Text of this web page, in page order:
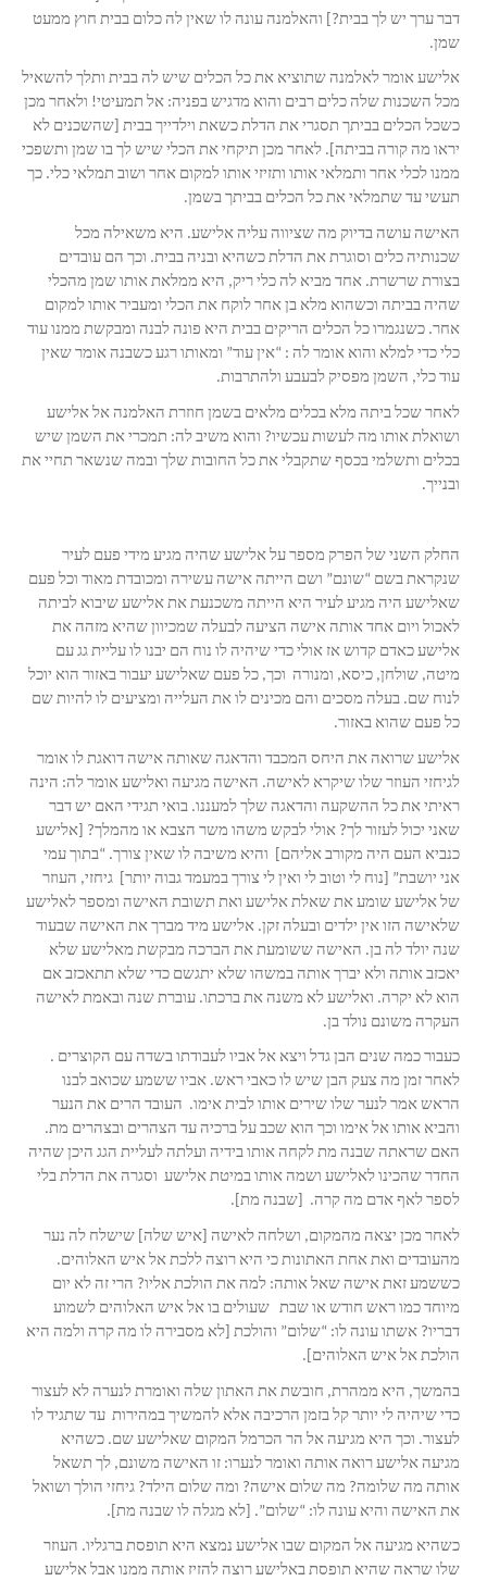
דבר ערך יש לך בבית?] והאלמנה עונה לו שאין לה כלום בבית חוץ ממעט
שמן.
אלישע אומר לאלמנה שתוציא את כל הכלים שיש לה בבית ותלך להשאיל
מכל השכנות שלה כלים רבים והוא מדגיש בפניה: אל תמעיטי! ולאחר מכן
כשכל הכלים בביתך תסגרי את הדלת כשאת וילדייך בבית [שהשכנים לא
יראו מה קורה בביתה]. לאחר מכן תיקחי את הכלי שיש לך בו שמן ותשפכי
ממנו לכלי אחר ותמלאי אותו ותזיזי אותו למקום אחר ושוב תמלאי כלי. כך
תעשי עד שתמלאי את כל הכלים בביתך בשמן.
האישה עושה בדיוק מה שציווה עליה אלישע. היא משאילה מכל
שכנותיה כלים וסוגרת את הדלת כשהיא ובניה בבית. וכך הם עובדים
בצורת שרשרת. אחד מביא לה כלי ריק, היא ממלאת אותו שמן מהכלי
שהיה בביתה וכשהוא מלא בן אחר לוקח את הכלי ומעביר אותו למקום
אחר. כשנגמרו כל הכלים הריקים בבית היא פונה לבנה ומבקשת ממנו עוד
כלי כדי למלא והוא אומר לה : “אין עוד” ומאותו רגע כשבנה אומר שאין
עוד כלי, השמן מפסיק לבעבע ולהתרבות.
לאחר שכל ביתה מלא בכלים מלאים בשמן חוזרת האלמנה אל אלישע
ושואלת אותו מה לעשות עכשיו? והוא משיב לה: תמכרי את השמן שיש
בכלים ותשלמי בכסף שתקבלי את כל החובות שלך ובמה שנשאר תחיי את
ובנייך.
החלק השני של הפרק מספר על אלישע שהיה מגיע מידי פעם לעיר
שנקראת בשם “שונם” ושם הייתה אישה עשירה ומכובדת מאוד וכל פעם
שאלישע היה מגיע לעיר היא הייתה משכנעת את אלישע שיבוא לביתה
לאכול ויום אחד אותה אישה הציעה לבעלה שמכיוון שהיא מזהה את
אלישע כאדם קדוש אז אולי כדי שיהיה לו נוח הם יבנו לו עליית גג עם
מיטה, שולחן, כיסא, ומנורה וכך, כל פעם שאלישע יעבור באזור הוא יוכל
לנוח שם. בעלה מסכים והם מכינים לו את העלייה ומציעים לו להיות שם
כל פעם שהוא באזור.
אלישע שרואה את היחס המכבד והדאגה שאותה אישה דואגת לו אומר
לגיחזי העוזר שלו שיקרא לאישה. האישה מגיעה ואלישע אומר לה: הינה
ראיתי את כל ההשקעה והדאגה שלך למעננו. בואי תגידי האם יש דבר
שאני יכול לעזור לך? אולי לבקש משהו משר הצבא או מהמלך? [אלישע
כנביא העם היה מקורב אליהם] והיא משיבה לו שאין צורך. “בתוך עמי
אני יושבת” [נוח לי וטוב לי ואין לי צורך במעמד גבוה יותר] גיחזי, העוזר
של אלישע שומע את שאלת אלישע ואת תשובת האישה ומספר לאלישע
שלאישה הזו אין ילדים ובעלה זקן. אלישע מיד מברך את האישה שבעוד
שנה יולד לה בן. האישה ששומעת את הברכה מבקשת מאלישע שלא
יאכזב אותה ולא יברך אותה במשהו שלא יתגשם כדי שלא תתאכזב אם
הוא לא יקרה. ואלישע לא משנה את ברכתו. עוברת שנה ובאמת לאישה
העקרה משונם נולד בן.
כעבור כמה שנים הבן גדל ויצא אל אביו לעבודתו בשדה עם הקוצרים .
לאחר זמן מה צעק הבן שיש לו כאבי ראש. אביו ששמע שכואב לבנו
הראש אמר לנער שלו שירים אותו לבית אימו. העובד הרים את הנער
והביא אותו אל אימו וכך הוא שכב על ברכיה עד הצהרים ובצהרים מת.
האם שראתה שבנה מת לקחה אותו בידיה ועלתה לעליית הגג היכן שהיה
החדר שהכינו לאלישע ושמה אותו במיטת אלישע וסגרה את הדלת בלי
לספר לאף אדם מה קרה. [שבנה מת].
לאחר מכן יצאה מהמקום, ושלחה לאישה [איש שלה] שישלח לה נער
מהעובדים ואת אחת האתונות כי היא רוצה ללכת אל איש האלוהים.
כששמע זאת אישה שאל אותה: למה את הולכת אליו? הרי זה לא יום
מיוחד כמו ראש חודש או שבת שעולים בו אל איש האלוהים לשמוע
דבריו? אשתו עונה לו: “שלום” והולכת [לא מסבירה לו מה קרה ולמה היא
הולכת אל איש האלוהים].
בהמשך, היא ממהרת, חובשת את האתון שלה ואומרת לנערה לא לעצור
כדי שיהיה לי יותר קל בזמן הרכיבה אלא להמשיך במהירות עד שתגיד לו
לעצור. וכך היא מגיעה אל הר הכרמל המקום שאלישע שם. כשהיא
מגיעה אלישע רואה אותה ואומר לנערו: זו האישה משונם, לך תשאל
אותה מה שלומה? מה שלום אישה? ומה שלום הילד? גיחזי הולך ושואל
את האישה והיא עונה לו: “שלום”. [לא מגלה לו שבנה מת].
כשהיא מגיעה אל המקום שבו אלישע נמצא היא תופסת ברגליו. העוזר
שלו שראה שהיא תופסת באלישע רוצה להזיז אותה ממנו אבל אלישע